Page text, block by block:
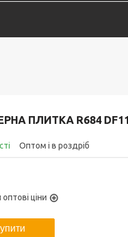
ПЛИТКА R684
Оптом і в роздріб
ціни